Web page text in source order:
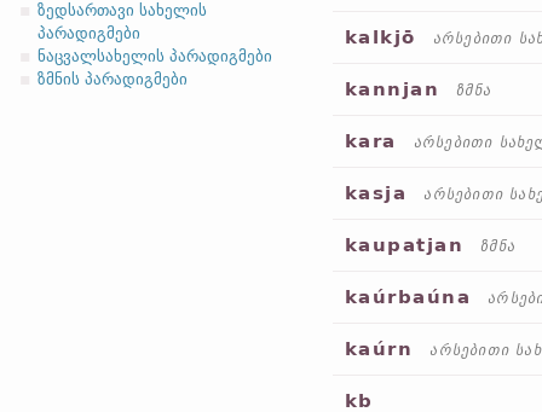
ზედსართავი სახელის
პარადიგმები
ნაცვალსახელის პარადიგმები
ზმნის პარადიგმები
kalkjō არსებითი
kannjan ზმნა
kara არსებითი
kasja არსებითი
kaupatjan ზმნა
kaúrbaúna
kaúrn არსებითი
kb